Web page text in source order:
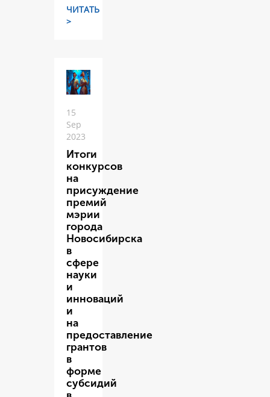
ЧИТАТЬ
>
15
Sep
2023
Итоги
конкурсов
на
присуждение
премий
мэрии
города
Новосибирска
в
сфере
науки
и
инноваций
и
на
предоставление
грантов
в
форме
субсидий